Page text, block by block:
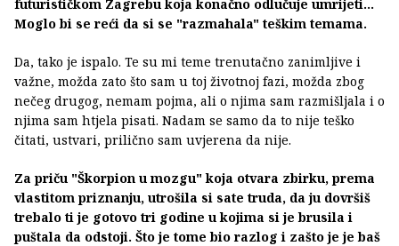
futurističkom Zagrebu koja konačno odlučuje umrijeti...
Moglo bi se reći da si se "razmahala" teškim temama.
Da, tako je ispalo. Te su mi teme trenutačno zanimljive i
važne, možda zato što sam u toj životnoj fazi, možda zbog
nečeg drugog, nemam pojma, ali o njima sam razmišljala i o
njima sam htjela pisati. Nadam se samo da to nije teško
čitati, ustvari, prilično sam uvjerena da nije.
Za priču "Škorpion u mozgu" koja otvara zbirku, prema
vlastitom priznanju, utrošila si sate truda, da ju dovršiš
trebalo ti je gotovo tri godine u kojima si je brusila i
puštala da odstoji. Što je tome bio razlog i zašto je je baš